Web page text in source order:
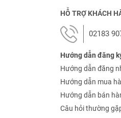
HỖ TRỢ KHÁCH
02183
Hướng dẫn đăng
Hướng dẫn đăng
Hướng dẫn mua
Hướng dẫn bán
Câu hỏi thường